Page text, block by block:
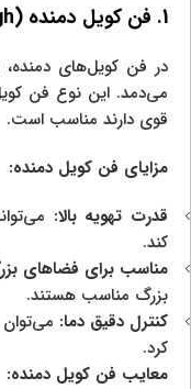
1. فن کویل دمنده (
در فن کویل‌های
می‌دمد. این نوع فن
قوی دارند مناسب است.
مزایای فن کویل دمنده:
قدرت تهویه بالا:
کند.
مناسب برای فضاهای
بزرگ مناسب هستند.
کنترل دقیق دما:
کرد.
معایب فن کویل دمنده: